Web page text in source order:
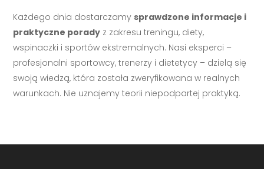
Każdego dnia dostarczamy sprawdzone informacje i
praktyczne porady z zakresu treningu, diety,
wspinaczki i sportów ekstremalnych. Nasi eksperci –
profesjonalni sportowcy, trenerzy i dietetycy – dzielą się
swoją wiedzą, która została zweryfikowana w realnych
warunkach. Nie uznajemy teorii niepodpartej praktyką.